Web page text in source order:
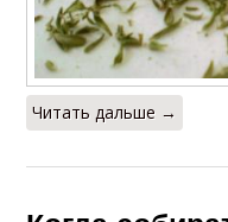
Читать дальше →